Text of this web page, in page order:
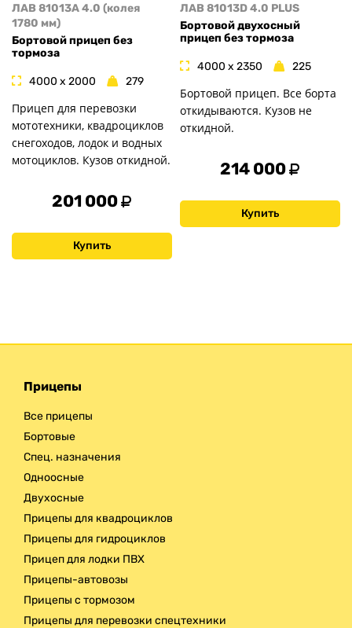
ЛАВ 81013A 4.0 (колея
1780 мм)
Бортовой прицеп без
тормоза
4000 x 2000 279
Прицеп для перевозки
мототехники, квадроциклов
снегоходов, лодок и водных
мотоциклов. Кузов откидной.
201 000
Купить
ЛАВ 81013D 4.0 PLUS
Бортовой двухосный
прицеп без тормоза
4000 x 2350 225
Бортовой прицеп. Все борта
откидываются. Кузов не
откидной.
214 000
Купить
Прицепы
Все прицепы
Бортовые
Спец. назначения
Одноосные
Двухосные
Прицепы для квадроциклов
Прицепы для гидроциклов
Прицеп для лодки ПВХ
Прицепы-автовозы
Прицепы с тормозом
Прицепы для перевозки спецтехники